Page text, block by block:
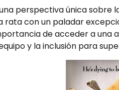
perspectiva única
rata con un paladar
de acceder a una
y la inclusión para